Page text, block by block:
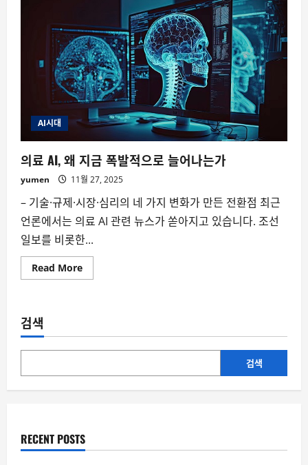
AI시대
의료 AI, 왜 지금 폭발적으로 늘어나는가
yumen 11월 27, 2025
– 기술·규제·시장·심리의 네 가지 변화가 만든 전환점 최근
언론에서는 의료 AI 관련 뉴스가 쏟아지고 있습니다. 조선
일보를 비롯한...
Read MoreRead
more
지
폭
적
로
는
가
검색
검색
RECENT POSTS